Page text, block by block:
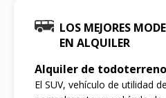
LOS MEJORES
EN ALQUILER
Alquiler de
El SUV, vehículo de utilidad